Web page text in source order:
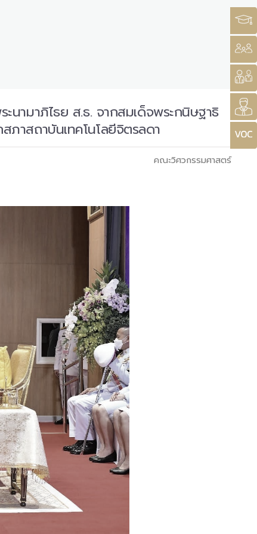
นามาภิไธย ส.ธ. จากสมเด็จพระกนิษฐาธิ
ภาสถาบันเทคโนโลยีจิตรลดา
คณะวิศวกรรมศาสตร์